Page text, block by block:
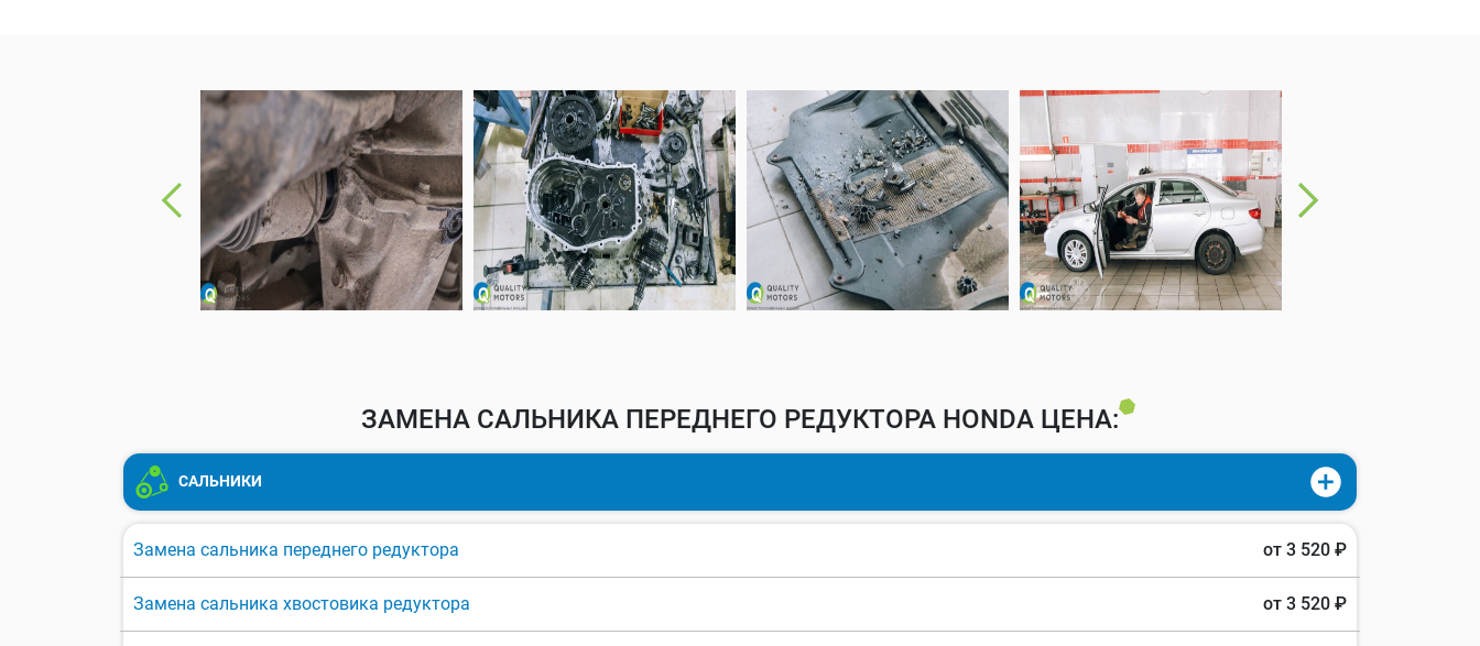
ЗАМЕНА САЛЬНИКА ПЕРЕДНЕГО РЕДУКТОРА HONDA ЦЕНА:
САЛЬНИКИ
Замена сальника переднего редуктора от 3 520 ₽
Замена сальника хвостовика редуктора от 3 520 ₽